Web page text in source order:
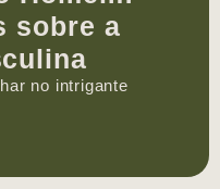
sobre a
no intrigante